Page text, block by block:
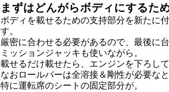
まずはどんがらボディにするた
ボディを載せるための支持部分を新たに
す。
厳密に合わせる必要があるので、最後に
ミッションジャッキも使いながら。
載せるだけ載せたら、エンジンを下ろし
なおロールバーは全溶接＆剛性が必要な
特に運転席のシートの固定部分が。